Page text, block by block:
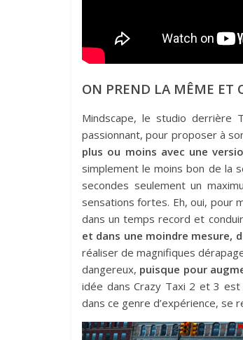
ON PREND LA MÊME ET
Mindscape, le studio derrière
passionnant, pour proposer à
plus ou moins avec une
simplement le moins bon de la
secondes seulement un
sensations fortes. Eh, oui, pour
dans un temps record et
et dans une moindre mesure,
réaliser de magnifiques
dangereux, puisque pour
idée dans Crazy Taxi 2 et 3
dans ce genre d’expérience, se